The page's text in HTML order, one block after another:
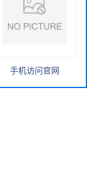
优势供应
手机访问官网